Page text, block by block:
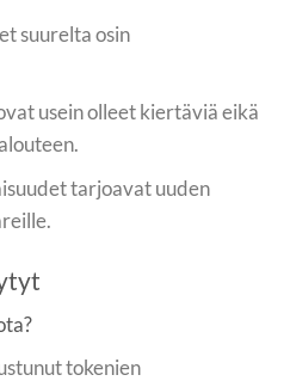
suurelta osin
usein olleet kiertäviä eikä
tarjoavat uuden
tokenien